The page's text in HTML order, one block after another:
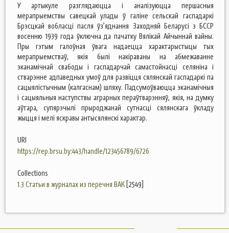
У артыкуле разглядаюцца і аналізуюцца першасныя
мерапрыемствы савецкай улады ў галіне сельскай гаспадаркі
Брэсцкай вобласці пасля ўз’яднання Заходняй Беларусі з БССР
восенню 1939 года ўключна да пачатку Вялікай Айчыннай вайны.
Пры гэтым галоўная ўвага надаецца характарыстыцы тых
мерапрыемстваў, якія былі накіраваны на абмежаванне
эканамічнай свабоды і гаспадарчай самастойнасці селяніна і
стварэнне адпаведных умоў для развіцця сялянскай гаспадаркі па
сацыялістычным (калгаснам) шляху. Падсумоўваюцца эканамічныя
і сацыяльныя наступствы аграрных пераўтварэнняў, якія, на думку
аўтара, супярэчылі прыроджанай сутнасці сялянскага ўкладу
жыцця і мелі яскравы антысялянскі характар.
URI
https://rep.brsu.by:443/handle/123456789/6726
Collections
1.3 Статьи в журналах из перечня ВАК [2549]